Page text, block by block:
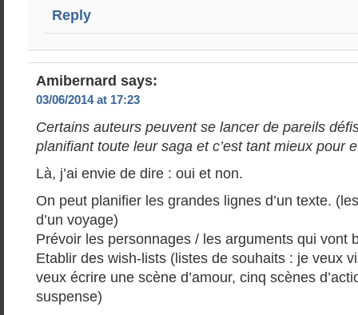
Reply
Amibernard says:
03/06/2014 at 17:23
Certains auteurs peuvent se lancer de pareils
planifiant toute leur saga et c’est tant mieux pour
Là, j’ai envie de dire : oui et non.
On peut planifier les grandes lignes d’un texte.
d’un voyage)
Prévoir les personnages / les arguments qui vont
Etablir des wish-lists (listes de souhaits : je veux
veux écrire une scène d’amour, cinq scènes
suspense)